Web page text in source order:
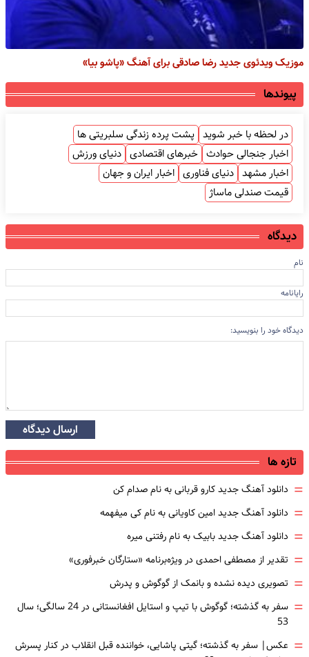
موزیک ویدئوی جدید رضا صادقی برای آهنگ «پاشو بیا»
پیوندها
در لحظه با خبر شوید پشت پرده زندگی سلبریتی ها
اخبار جنجالی حوادث خبرهای اقتصادی دنیای ورزش
اخبار مشهد دنیای فناوری اخبار ایران و جهان
قیمت صندلی ماساژ
دیدگاه
نام
رایانامه
دیدگاه خود را بنویسید:
ارسال دیدگاه
تازه ها
= دانلود آهنگ جدید کارو قربانی به نام صدام کن
= دانلود آهنگ جدید امین کاویانی به نام کی میفهمه
= دانلود آهنگ جدید بابیک به نام رفتنی میره
= تقدیر از مصطفی احمدی در ویژه‌برنامه «ستارگان خبرفوری»
= تصویری دیده نشده و بانمک از گوگوش و پدرش
=
سفر به گذشته؛ گوگوش با تیپ و استایل افغانستانی در 24 سالگی؛ سال
53
= عکس| سفر به گذشته؛ گیتی پاشایی، خواننده قبل انقلاب در کنار پسرش